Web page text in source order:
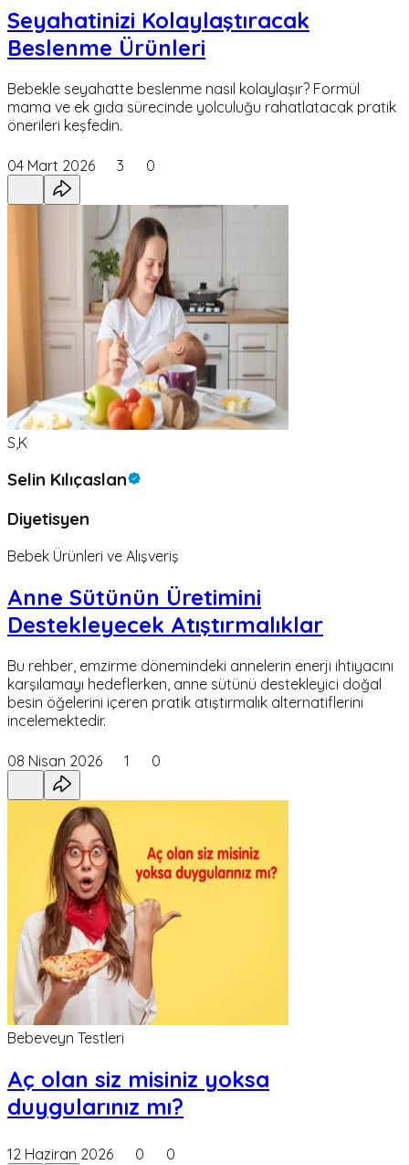
Seyahatinizi Kolaylaştıracak
Beslenme Ürünleri
Bebekle seyahatte beslenme nasıl kolaylaşır? Formül
mama ve ek gıda sürecinde yolculuğu rahatlatacak pratik
önerileri keşfedin.
04 Mart 2026 3 0
S,K
Selin Kılıçaslan
Diyetisyen
Bebek Ürünleri ve Alışveriş
Anne Sütünün Üretimini
Destekleyecek Atıştırmalıklar
Bu rehber, emzirme dönemindeki annelerin enerji ihtiyacını
karşılamayı hedeflerken, anne sütünü destekleyici doğal
besin öğelerini içeren pratik atıştırmalık alternatiflerini
incelemektedir.
08 Nisan 2026 1 0
Bebeveyn Testleri
Aç olan siz misiniz yoksa
duygularınız mı?
12 Haziran 2026 0 0